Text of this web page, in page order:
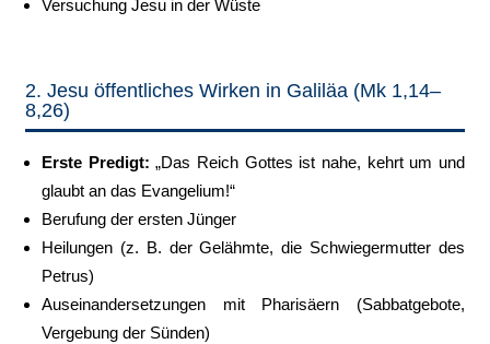
Versuchung Jesu in der Wüste
2. Jesu öffentliches Wirken in Galiläa (Mk 1,14–
8,26)
Erste Predigt: „Das Reich Gottes ist nahe, kehrt um und
glaubt an das Evangelium!“
Berufung der ersten Jünger
Heilungen (z. B. der Gelähmte, die Schwiegermutter des
Petrus)
Auseinandersetzungen mit Pharisäern (Sabbatgebote,
Vergebung der Sünden)